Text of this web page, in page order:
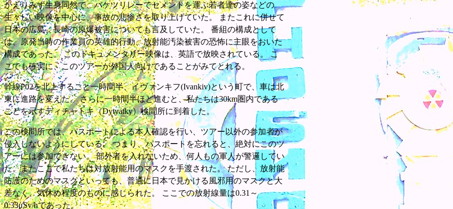
かえりみず生身同然で、バケツリレーでセメントを運ぶ若者達の姿などの
生々しい映像を中心に、事故の悲惨さを取り上げていた。 またこれに併せて
日本の広島、長崎の原爆被害についても言及していた。 番組の構成として
は、原発当時の作業員の英雄的行動、放射能汚染被害の恐怖に主眼をおいた
構成であった。 このドキュメンタリー映像は、英語で放映されている。 こ
こでも確実に、このツアーが外国人向けであることがみてとれる。
幹線P02を北上すること一時間半、イヴァンキフ(Ivankiv)という町で、車は北
東に進路を変えた。 さらに一時間半ほど進むと、私たちは30km圏内である
ことを示すディチャトキ（Dytyatky）検問所に到着した。
この検問所では、パスポートによる本人確認を行い、ツアー以外の参加者が
侵入しないようにしている。 つまり、パスポートを忘れると、絶対にこのツ
アーには参加できない。 部外者を入れないため、何人もの軍人が警邏してい
た。またここで私たちは対放射能用のマスクを手渡された。 ただし、放射能
防護のためのマスクといっても、普通に日本で見かける風邪用のマスクと大
差なく、気休め程度のものに感じられた。 ここでの放射線量は0.31～
0.33μSv/hであった。